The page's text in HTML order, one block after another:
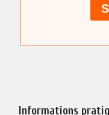
Informations